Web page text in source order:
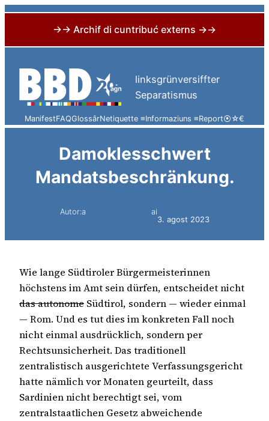
→→ Archif di cuntribuć externs →→
content
linksgrünversiffter
Separatismus
ManifestFAQGlossârNetiquette ≡Informaziuns ≡Report⦿☆€
Damoklesschwert
Mandatsbeschränkung.
Autor:a
ai
3. agost 2023
Wie lange Südtiroler Bürgermeisterinnen
höchstens im Amt sein dürfen, entscheidet nicht
das autonome Südtirol, sondern — wieder einmal
— Rom. Und es tut dies im konkreten Fall noch
nicht einmal ausdrücklich, sondern per
Rechtsunsicherheit. Das traditionell
zentralistisch ausgerichtete Verfassungsgericht
hatte nämlich vor Monaten geurteilt, dass
Sardinien nicht berechtigt sei, vom
zentralstaatlichen Gesetz abweichende